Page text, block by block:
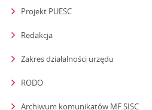
Projekt PUESC
Redakcja
Zakres działalności urzędu
RODO
Archiwum komunikatów MF SISC